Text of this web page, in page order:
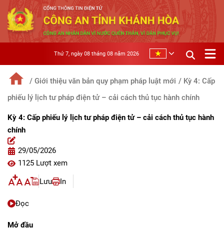
Thứ 7, ngày 08 tháng 08 năm 2026
/ Giới thiệu văn bản quy phạm pháp luật mới / Kỳ 4: Cấp
phiếu lý lịch tư pháp điện tử – cải cách thủ tục hành chính
Kỳ 4: Cấp phiếu lý lịch tư pháp điện tử – cải cách thủ tục hành
chính
29/05/2026
1125 Lượt xem
Lưu In
Đọc
Mở đầu